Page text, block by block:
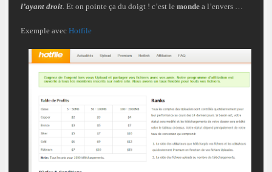
l’ayant droit. Et on pointe ça du doigt ! c’est le monde a l’envers …
Exemple avec Hotfile